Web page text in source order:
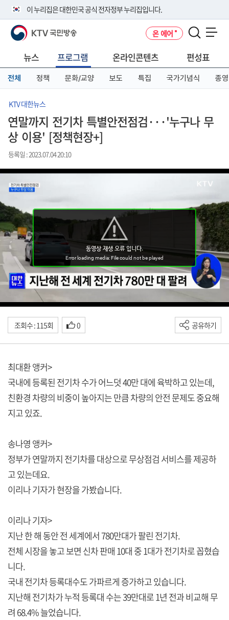
이 누리집은 대한민국 공식 전자정부 누리집입니다.
공식 누리집 주소 확인하기
니다.
이밖에 or.kr 또는 .kr등 다른 도메인 주소를 사용하고 있다면 아래 URL에
서 도메인 주소를 확인해 보세요
KTV 국민방송 온 에어
뉴스 프로그램 온라인콘텐츠 편성표
전체 정책 문화/교양 보도 특집 국가기념식 종영
KTV 대한뉴스
연말까지 전기차 특별안전점검···'누구나 무
상 이용' [정책현장+]
등록일 : 2023.07.04 20:10
조회수 : 115회 0 공유하기
최대환 앵커>
국내에 등록된 전기차 수가 어느덧 40만 대에 육박하고 있는데,
친환경 차량의 비중이 높아지는 만큼 차량의 안전 문제도 중요해
지고 있죠.
송나영 앵커>
정부가 연말까지 전기차를 대상으로 무상점검 서비스를 제공하
고 있는데요.
이리나 기자가 현장을 가봤습니다.
이리나 기자>
지난 한 해 동안 전 세계에서 780만대가 팔린 전기차.
전체 시장을 놓고 보면 신차 판매 10대 중 1대가 전기차로 꼽혔습
니다.
국내 전기차 등록대수도 가파르게 증가하고 있습니다.
지난해 전기차가 누적 등록대 수는 39만대로 1년 전과 비교해 무
려 68.4% 늘었습니다.